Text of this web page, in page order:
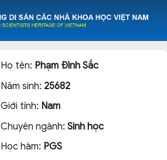
Họ tên: Phạm Đình Sắc
Năm sinh: 25682
Giới tính: Nam
Chuyên ngành:Sinh học
Học hàm: PGS